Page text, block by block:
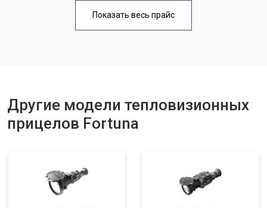
Показать весь прайс
Другие модели тепловизионных
прицелов Fortuna